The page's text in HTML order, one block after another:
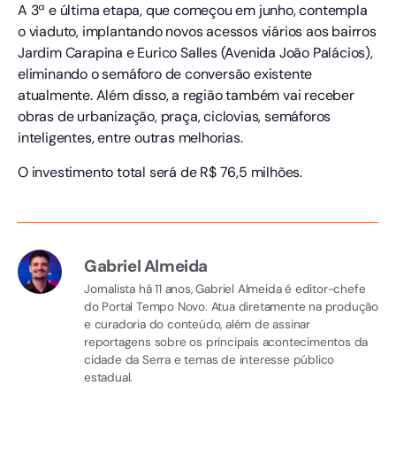
A 3ª e última etapa, que começou em junho, contempla
o viaduto, implantando novos acessos viários aos bairros
Jardim Carapina e Eurico Salles (Avenida João Palácios),
eliminando o semáforo de conversão existente
atualmente. Além disso, a região também vai receber
obras de urbanização, praça, ciclovias, semáforos
inteligentes, entre outras melhorias.
O investimento total será de R$ 76,5 milhões.
Gabriel Almeida
Jornalista há 11 anos, Gabriel Almeida é editor-chefe
do Portal Tempo Novo. Atua diretamente na produção
e curadoria do conteúdo, além de assinar
reportagens sobre os principais acontecimentos da
cidade da Serra e temas de interesse público
estadual.